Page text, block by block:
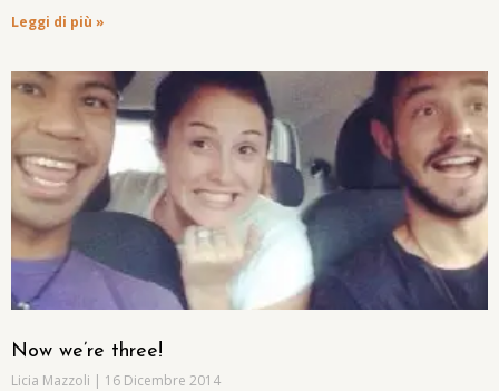
Leggi di più »
Now we’re three!
Licia Mazzoli 16 Dicembre 2014